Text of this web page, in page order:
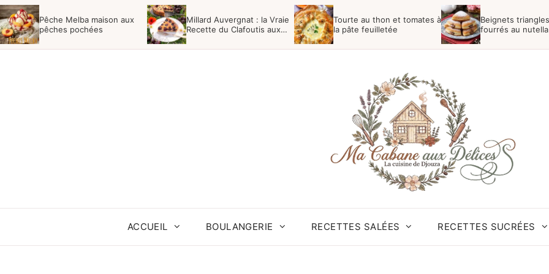
Aller
au
contenu
Pêche Melba maison aux
pêches pochées
Millard Auvergnat : la Vraie
Recette du Clafoutis aux
Tourte au thon et tomates à
la pâte feuilletée
Beignets
fourrés au nutella
ACCUEIL BOULANGERIE RECETTES SALÉES RECETTES SUCRÉES